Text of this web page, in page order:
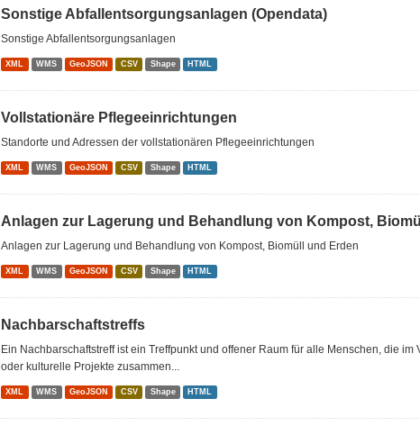
Sonstige Abfallentsorgungsanlagen (Opendata)
Sonstige Abfallentsorgungsanlagen
XML WMS GeoJSON CSV Shape HTML
Vollstationäre Pflegeeinrichtungen
Standorte und Adressen der vollstationären Pflegeeinrichtungen
XML WMS GeoJSON CSV Shape HTML
Anlagen zur Lagerung und Behandlung von Kompost,
Anlagen zur Lagerung und Behandlung von Kompost, Biomüll und Erden
XML WMS GeoJSON CSV Shape HTML
Nachbarschaftstreffs
Ein Nachbarschaftstreff ist ein Treffpunkt und offener Raum für alle Menschen, die
oder kulturelle Projekte zusammen...
XML WMS GeoJSON CSV Shape HTML